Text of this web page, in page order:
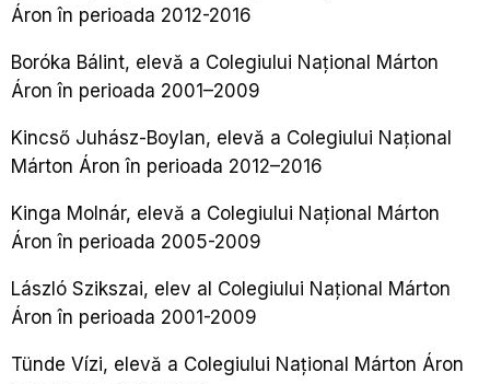
Áron în perioada 2012-2016
Boróka Bálint, elevă a Colegiului Național Márton
Áron în perioada 2001–2009
Kincső Juhász-Boylan, elevă a Colegiului Național
Márton Áron în perioada 2012–2016
Kinga Molnár, elevă a Colegiului Național Márton
Áron în perioada 2005-2009
László Szikszai, elev al Colegiului Național Márton
Áron în perioada 2001-2009
Tünde Vízi, elevă a Colegiului Național Márton Áron